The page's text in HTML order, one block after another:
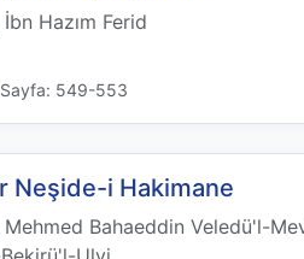
İbn Hazım Ferid
Sayfa: 549-553
Neşide-i Hakimane
Mehmed Bahaeddin Veledü'l-